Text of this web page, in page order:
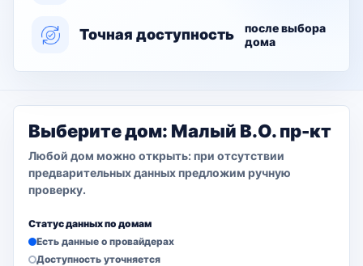
Точная доступность
после выбора
дома
Выберите дом: Малый В.О. пр-кт
Любой дом можно открыть: при отсутствии
предварительных данных предложим ручную
проверку.
Статус данных по домам
Есть данные о провайдерах
Доступность уточняется